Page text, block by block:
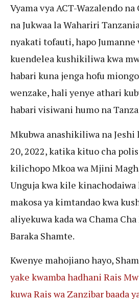
Vyama vya ACT-Wazalendo
na Jukwaa la Wahariri
nyakati tofauti, hapo Jumanne
kuendelea kushikiliwa kwa
habari kuna jenga hofu
wenzake, hali yenye athari
habari visiwani humo na
Mkubwa anashikiliwa na Jeshi
20, 2022, katika kituo cha
kilichopo Mkoa wa Mjini
Unguja kwa kile
makosa ya kimtandao kwa
aliyekuwa kada wa Chama
Baraka Shamte.
Kwenye mahojiano hayo,
yake kwamba hadhani Rais
kuwa Rais wa Zanzibar baada